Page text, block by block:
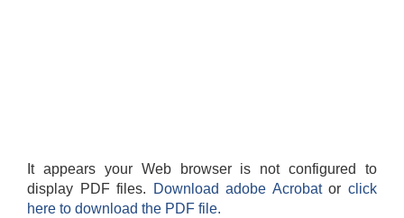
It appears your Web browser is not configured to
display PDF files.
Download adobe Acrobatorclick
here to download the PDF file.